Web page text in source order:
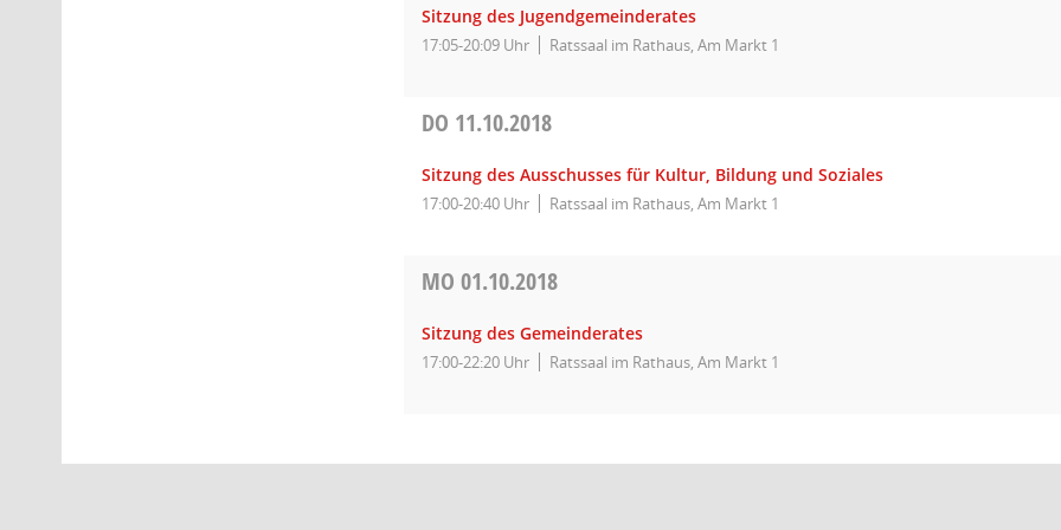
Sitzung des Jugendgemeinderates
17:05-20:09 Uhr Ratssaal im Rathaus, Am Markt 1
DO 11.10.2018
Sitzung des Ausschusses für Kultur, Bildung und Soziales
17:00-20:40 Uhr Ratssaal im Rathaus, Am Markt 1
MO01.10.2018
Sitzung des Gemeinderates
17:00-22:20 Uhr Ratssaal im Rathaus, Am Markt 1